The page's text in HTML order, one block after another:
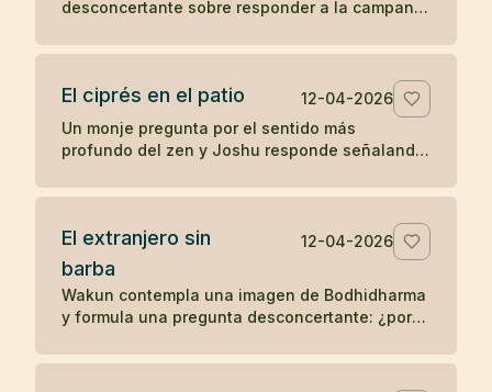
desconcertante sobre responder a la campana
koan sobre sonido, forma y comprensión
El ciprés en el patio
12-04-2026
Un monje pregunta por el sentido más
profundo del zen y Joshu responde señalando
no se separa de lo inmediato.
El extranjero sin
barba
12-04-2026
Wakun contempla una imagen de Bodhidharma
y formula una pregunta desconcertante: ¿por
sobre percepción y realidad.